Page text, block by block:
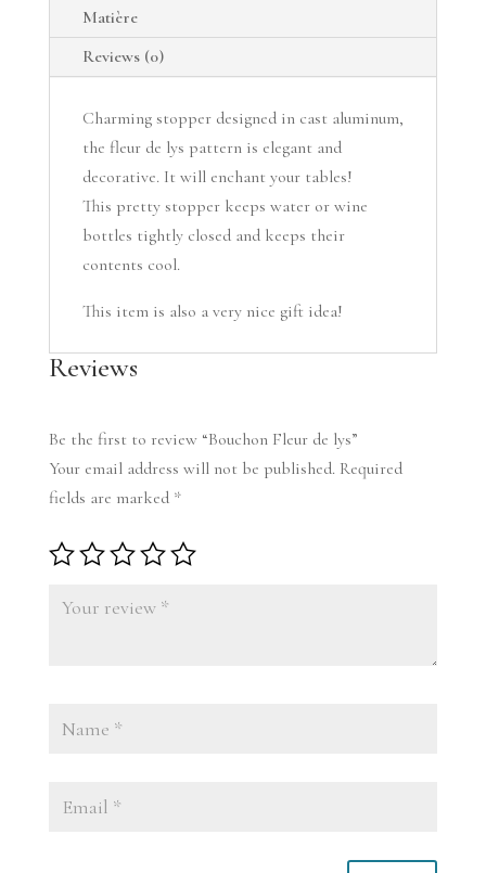
Matière
Reviews (0)
Charming stopper designed in cast aluminum,
the fleur de lys pattern is elegant and
decorative. It will enchant your tables!
This pretty stopper keeps water or wine
bottles tightly closed and keeps their
contents cool.
This item is also a very nice gift idea!
Reviews
Be the first to review “Bouchon Fleur de lys”
Your email address will not be published. Required
fields are marked *